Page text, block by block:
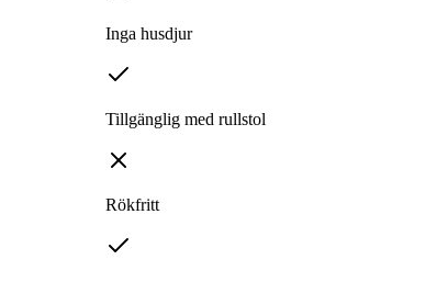
Inga husdjur
Tillgänglig med rullstol
Rökfritt